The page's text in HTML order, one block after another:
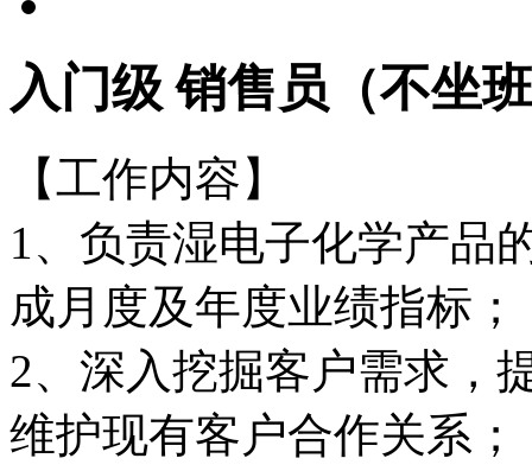
入门级 销售员（不坐
【工作内容】
1、负责湿电子化学产品
成月度及年度业绩指标；
2、深入挖掘客户需求，
维护现有客户合作关系；